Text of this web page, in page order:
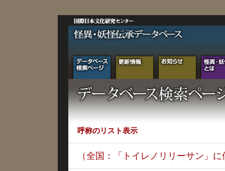
呼称のリスト表示
（全国：「トイレノリリーサン」